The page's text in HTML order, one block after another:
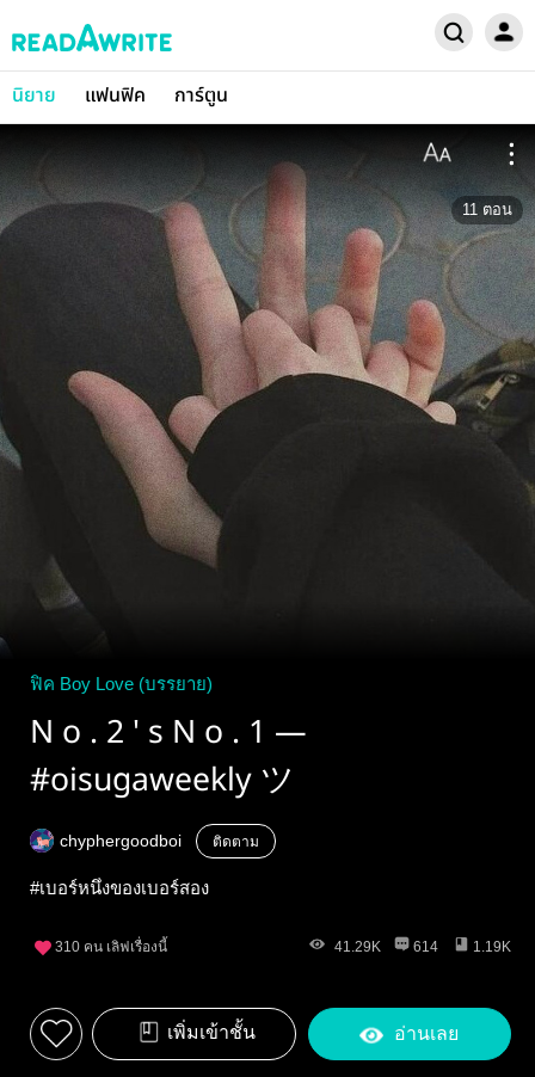
นิยาย แฟนฟิค การ์ตูน
11 ตอน
ฟิค Boy Love (บรรยาย)
N o . 2 ' s N o . 1 —
#oisugaweekly ツ
chyphergoodboi ติดตาม
#เบอร์หนึ่งของเบอร์สอง
310 คน เลิฟเรื่องนี้ 41.29K 614 1.19K
เพิ่มเข้าชั้น อ่านเลย